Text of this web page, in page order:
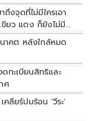
งจุดที่ไม่มีใครเอา
ยว แดง ก็ยังไม่มีฟ้า
าคต หลังใกล้หมด
ทะเบียนสิทธิและ
ศ
คลียร์ปมร้อน 'วีระ'